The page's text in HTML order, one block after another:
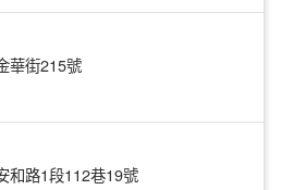
華街215號
和路1段112巷19號